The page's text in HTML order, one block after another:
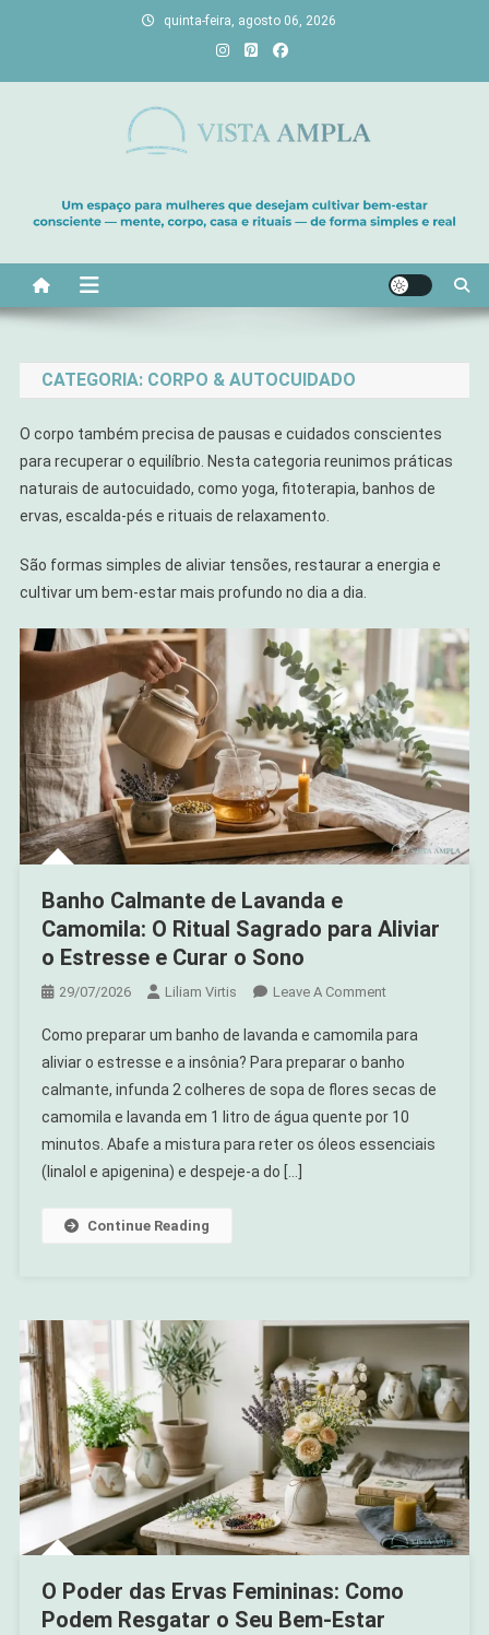
quinta-feira, agosto 06, 2026
bem-estar e encontre seu propósito. Inspiração diária para uma
vida com mais luz e significado!
CATEGORIA: CORPO & AUTOCUIDADO
O corpo também precisa de pausas e cuidados conscientes
para recuperar o equilíbrio. Nesta categoria reunimos práticas
naturais de autocuidado, como yoga, fitoterapia, banhos de
ervas, escalda-pés e rituais de relaxamento.
São formas simples de aliviar tensões, restaurar a energia e
cultivar um bem-estar mais profundo no dia a dia.
Banho Calmante de Lavanda e
Camomila: O Ritual Sagrado para Aliviar
o Estresse e Curar o Sono
29/07/2026 Liliam Virtis Leave A CommentOn
Calmante
De
Lavanda
E
Camomila:
Estresse
Curar
O
Sono
Como preparar um banho de lavanda e camomila para
aliviar o estresse e a insônia? Para preparar o banho
calmante, infunda 2 colheres de sopa de flores secas de
camomila e lavanda em 1 litro de água quente por 10
minutos. Abafe a mistura para reter os óleos essenciais
(linalol e apigenina) e despeje-a do […]
Continue Reading
O Poder das Ervas Femininas: Como
Podem Resgatar o Seu Bem-Estar